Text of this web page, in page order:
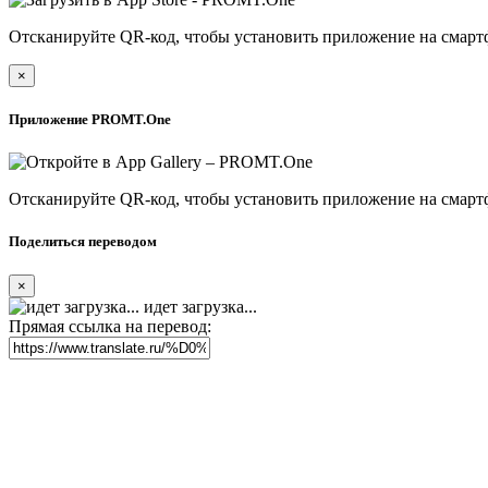
Отсканируйте QR-код, чтобы установить приложение на
×
Приложение PROMT.One
Отсканируйте QR-код, чтобы установить приложение на
Поделиться переводом
×
идет загрузка...
Прямая ссылка на перевод: